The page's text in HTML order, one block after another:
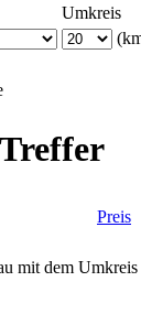
Umkreis
Preis
mit dem